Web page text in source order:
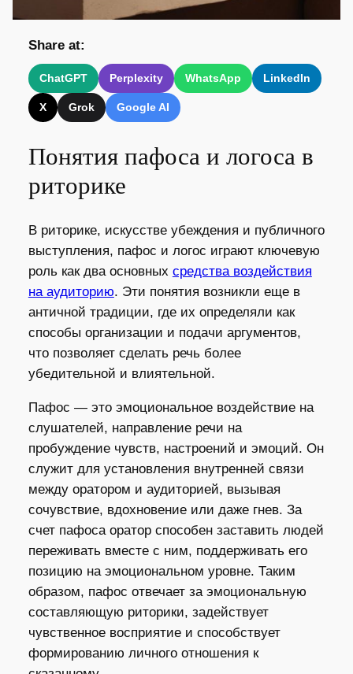
Share at:
ChatGPT Perplexity WhatsApp LinkedIn
X Grok Google AI
Понятия пафоса и логоса в
риторике
В риторике, искусстве убеждения и публичного
выступления, пафос и логос играют ключевую
роль как два основных средства воздействия
на аудиторию. Эти понятия возникли еще в
античной традиции, где их определяли как
способы организации и подачи аргументов,
что позволяет сделать речь более
убедительной и влиятельной.
Пафос — это эмоциональное воздействие на
слушателей, направление речи на
пробуждение чувств, настроений и эмоций. Он
служит для установления внутренней связи
между оратором и аудиторией, вызывая
сочувствие, вдохновение или даже гнев. За
счет пафоса оратор способен заставить людей
переживать вместе с ним, поддерживать его
позицию на эмоциональном уровне. Таким
образом, пафос отвечает за эмоциональную
составляющую риторики, задействует
чувственное восприятие и способствует
формированию личного отношения к